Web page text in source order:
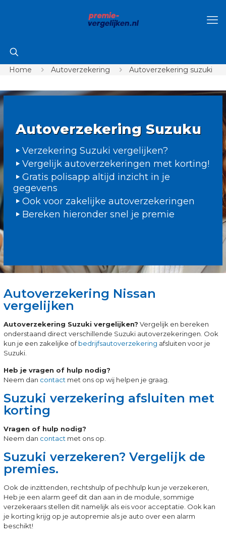
Home Autoverzekering Autoverzekering suzuki
Autoverzekering Suzuku
Verzekering Suzuki vergelijken?
Vergelijk autoverzekeringen met korting!
Gratis polisapp altijd inzicht in je
gegevens
Ook voor zakelijke autoverzekeringen
Bereken hieronder snel je premie
Autoverzekering Nissan
vergelijken
Autoverzekering Suzuki vergelijken? Vergelijk en bereken
onderstaand direct verschillende Suzuki autoverzekeringen. Ook
kun je een zakelijke ofbedrijfsautoverzekering afsluiten voor je
Suzuki.
Heb je vragen of hulp nodig?
Neem dan contact met ons op wij helpen je graag.
Suzuki verzekering afsluiten met
korting
Vragen of hulp nodig?
Neem dan contact met ons op.
Suzuki verzekeren? Vergelijk de
premies.
Ook de inzittenden, rechtshulp of pechhulp kun je verzekeren,
Heb je een alarm geef dit dan aan in de module, sommige
verzekeraars stellen dit namelijk als eis voor acceptatie. Ook kan
je korting krijg op je autopremie als je auto over een alarm
beschikt!